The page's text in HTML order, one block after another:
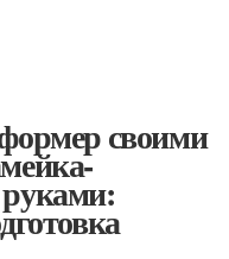
своими